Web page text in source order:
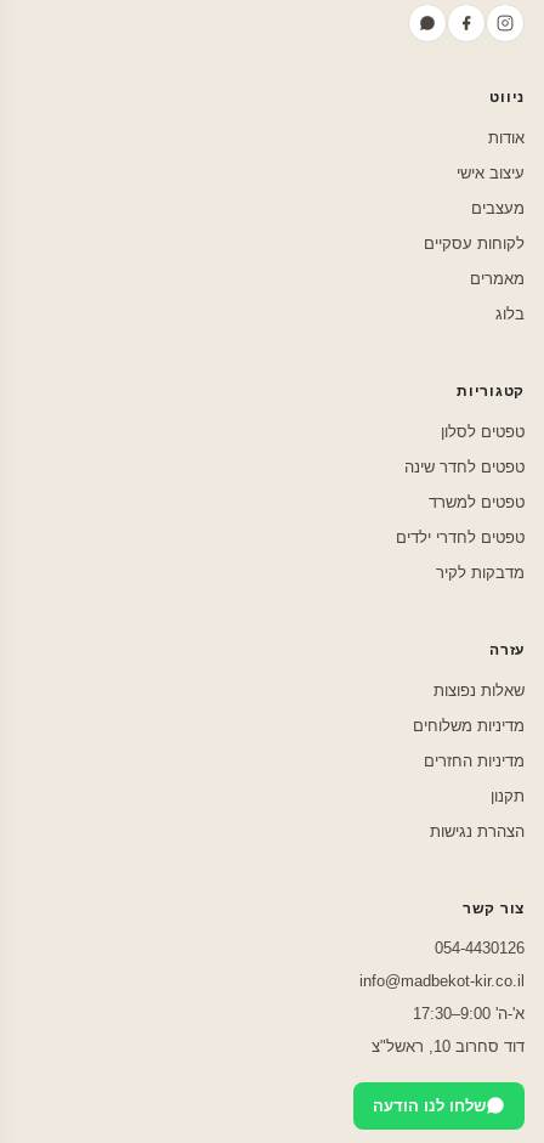
ניווט
אודות
עיצוב אישי
מעצבים
לקוחות עסקיים
מאמרים
בלוג
קטגוריות
טפטים לסלון
טפטים לחדר שינה
טפטים למשרד
טפטים לחדרי ילדים
מדבקות לקיר
עזרה
שאלות נפוצות
מדיניות משלוחים
מדיניות החזרים
תקנון
הצהרת נגישות
צור קשר
054-4430126
info@madbekot-kir.co.il
א'-ה' 9:00–17:30
דוד סחרוב 10, ראשל"צ
שלחו לנו הודעה